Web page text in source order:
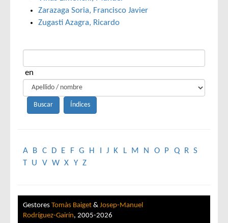
Zarazaga Soria, Francisco Javier
Zugasti Azagra, Ricardo
en
A B C D E F G H J K L M N O P Q R S
T U V W X Y Z
Gestores Tomàs Baiget & Josep-Manuel
Rodríguez-Gairín, 2005-2026